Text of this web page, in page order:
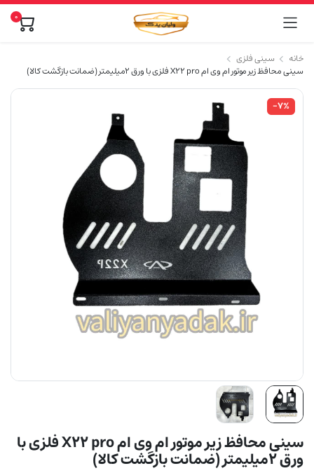
0
خانه
سینی فلزی
سینی محافظ زیر موتور ام وی ام X22 pro فلزی با ورق 2میلیمتر (ضمانت بازگشت کالا)
-۷%
سینی محافظ زیر موتور ام وی ام X22 pro فلزی با
ورق 2میلیمتر (ضمانت بازگشت کالا)